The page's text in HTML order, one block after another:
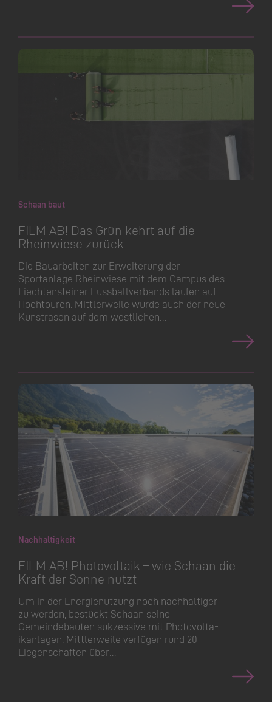
Schaan baut
FILM AB! Das Grün kehrt auf die
Rheinwiese zurück
Die Bauarbeiten zur Erweiterung der
Sportanlage Rheinwiese mit dem Campus des
Liechtensteiner Fussball­verbands laufen auf
Hochtouren. Mittlerweile wurde auch der neue
Kunstrasen auf dem westlichen…
Nachhaltigkeit
FILM AB! Photovoltaik – wie Schaan die
Kraft der Sonne nutzt
Um in der Energienutzung noch nachhaltiger
zu werden, bestückt Schaan seine
Gemeindebauten sukzessive mit Photovol­ta­
ikanlagen. Mittlerweile verfügen rund 20
Liegenschaften über…